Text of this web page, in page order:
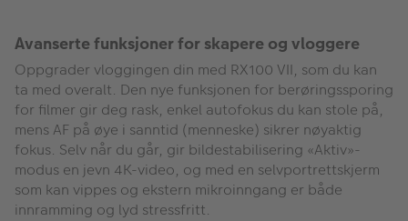
Avanserte funksjoner for skapere og vloggere
Oppgrader vloggingen din med RX100 VII, som du kan
ta med overalt. Den nye funksjonen for berøringssporing
for filmer gir deg rask, enkel autofokus du kan stole på,
mens AF på øye i sanntid (menneske) sikrer nøyaktig
fokus. Selv når du går, gir bildestabilisering «Aktiv»-
modus en jevn 4K-video, og med en selvportrettskjerm
som kan vippes og ekstern mikroinngang er både
innramming og lyd stressfritt.